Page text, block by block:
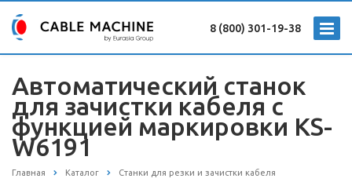
8 (800) 301-19-38
Автоматический станок
для зачистки кабеля с
функцией маркировки KS-
W6191
Главная Каталог Станки для резки и зачистки кабеля